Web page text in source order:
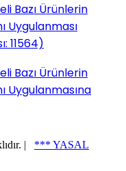
Bazı Ürünlerin
Uygulanması
11564)
Bazı Ürünlerin
Uygulanmasına
| *** YASAL